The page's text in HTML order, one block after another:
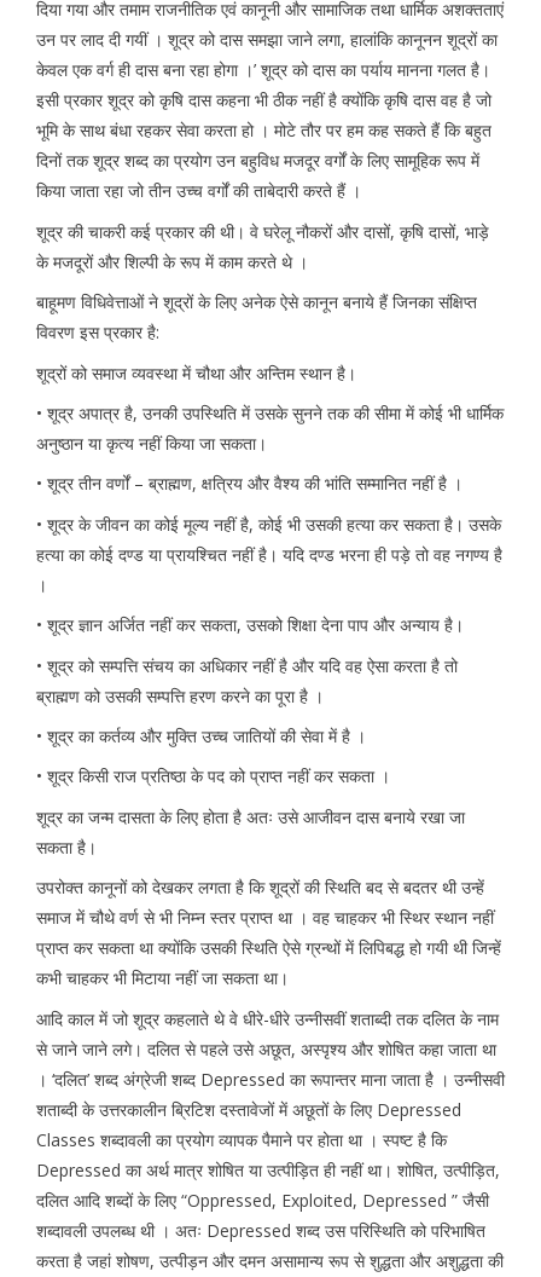
दिया गया और तमाम राजनीतिक एवं कानूनी और सामाजिक तथा धार्मिक अशक्तताएं
उन पर लाद दी गयीं । शूद्र को दास समझा जाने लगा, हालांकि कानूनन शूद्रों का
केवल एक वर्ग ही दास बना रहा होगा ।’ शूद्र को दास का पर्याय मानना गलत है।
इसी प्रकार शूद्र को कृषि दास कहना भी ठीक नहीं है क्योंकि कृषि दास वह है जो
भूमि के साथ बंधा रहकर सेवा करता हो । मोटे तौर पर हम कह सकते हैं कि बहुत
दिनों तक शूद्र शब्द का प्रयोग उन बहुविध मजदूर वर्गों के लिए सामूहिक रूप में
किया जाता रहा जो तीन उच्च वर्गों की ताबेदारी करते हैं ।
शूद्र की चाकरी कई प्रकार की थी। वे घरेलू नौकरों और दासों, कृषि दासों, भाड़े
के मजदूरों और शिल्पी के रूप में काम करते थे ।
बाहूमण विधिवेत्ताओं ने शूद्रों के लिए अनेक ऐसे कानून बनाये हैं जिनका संक्षिप्त
विवरण इस प्रकार है:
शूद्रों को समाज व्यवस्था में चौथा और अन्तिम स्थान है।
• शूद्र अपात्र है, उनकी उपस्थिति में उसके सुनने तक की सीमा में कोई भी धार्मिक
अनुष्ठान या कृत्य नहीं किया जा सकता।
• शूद्र तीन वर्णों – ब्राह्मण, क्षत्रिय और वैश्य की भांति सम्मानित नहीं है ।
• शूद्र के जीवन का कोई मूल्य नहीं है, कोई भी उसकी हत्या कर सकता है। उसके
हत्या का कोई दण्ड या प्रायश्चित नहीं है। यदि दण्ड भरना ही पड़े तो वह नगण्य है
।
• शूद्र ज्ञान अर्जित नहीं कर सकता, उसको शिक्षा देना पाप और अन्याय है।
• शूद्र को सम्पत्ति संचय का अधिकार नहीं है और यदि वह ऐसा करता है तो
ब्राह्मण को उसकी सम्पत्ति हरण करने का पूरा है ।
• शूद्र का कर्तव्य और मुक्ति उच्च जातियों की सेवा में है ।
• शूद्र किसी राज प्रतिष्ठा के पद को प्राप्त नहीं कर सकता ।
शूद्र का जन्म दासता के लिए होता है अतः उसे आजीवन दास बनाये रखा जा
सकता है।
उपरोक्त कानूनों को देखकर लगता है कि शूद्रों की स्थिति बद से बदतर थी उन्हें
समाज में चौथे वर्ण से भी निम्न स्तर प्राप्त था । वह चाहकर भी स्थिर स्थान नहीं
प्राप्त कर सकता था क्योंकि उसकी स्थिति ऐसे ग्रन्थों में लिपिबद्ध हो गयी थी जिन्हें
कभी चाहकर भी मिटाया नहीं जा सकता था।
आदि काल में जो शूद्र कहलाते थे वे धीरे-धीरे उन्नीसवीं शताब्दी तक दलित के नाम
से जाने जाने लगे। दलित से पहले उसे अछूत, अस्पृश्य और शोषित कहा जाता था
। ‘दलित’ शब्द अंग्रेजी शब्द Depressed का रूपान्तर माना जाता है । उन्नीसवी
शताब्दी के उत्तरकालीन ब्रिटिश दस्तावेजों में अछूतों के लिए Depressed
Classes शब्दावली का प्रयोग व्यापक पैमाने पर होता था । स्पष्ट है कि
Depressed का अर्थ मात्र शोषित या उत्पीड़ित ही नहीं था। शोषित, उत्पीड़ित,
दलित आदि शब्दों के लिए “Oppressed, Exploited, Depressed ” जैसी
शब्दावली उपलब्ध थी । अतः Depressed शब्द उस परिस्थिति को परिभाषित
करता है जहां शोषण, उत्पीड़न और दमन असामान्य रूप से शुद्धता और अशुद्धता की